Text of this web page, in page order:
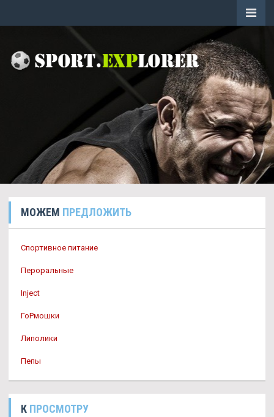
МОЖЕМ ПРЕДЛОЖИТЬ
Спортивное питание
Пероральные
Inject
ГоРмошки
Липолики
Пепы
К ПРОСМОТРУ